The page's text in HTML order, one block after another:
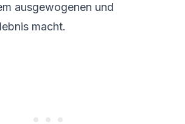
ausgewogenen und
macht.